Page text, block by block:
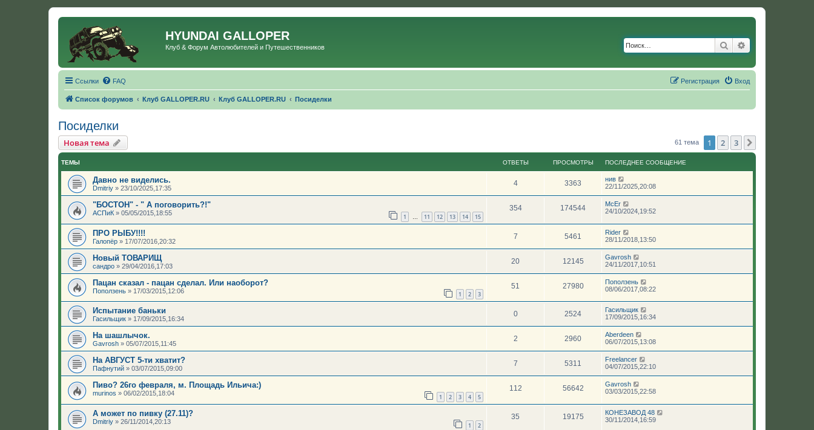
HYUNDAI GALLOPER
Клуб & Форум Автолюбителей и Путешественников Поиск
Ссылки FAQ Вход
Регистрация
Список форумов Клуб GALLOPER.RU Клуб GALLOPER.RU Посиделки
Посиделки
Новая тема 61 тема 1 2 3
ТЕМЫ ОТВЕТЫ ПРОСМОТРЫ ПОСЛЕДНЕЕ СООБЩЕНИЕ
Давно не виделись.
Dmitriy » 23/10/2025,17:35
4 3363
нив
22/11/2025,20:08
"БОСТОН" - " А поговорить?!"
АСПиК » 05/05/2015,18:55 1 … 11 12 13 14 15
354 174544
McEr
24/10/2024,19:52
ПРО РЫБУ!!!!
Галопёр » 17/07/2016,20:32
7 5461
Rider
28/11/2018,13:50
Новый ТОВАРИЩ
сандро » 29/04/2016,17:03
20 12145
Gavrosh
24/11/2017,10:51
Пацан сказал - пацан сделал. Или наоборот?
Поползень » 17/03/2015,12:06 1 2 3
51 27980
Поползень
08/06/2017,08:22
Испытание баньки
Гасильщик » 17/09/2015,16:34
0 2524
Гасильщик
17/09/2015,16:34
На шашлычок.
Gavrosh » 05/07/2015,11:45
2 2960
Aberdeen
06/07/2015,13:08
На АВГУСТ 5-ти хватит?
Пафнутий » 03/07/2015,09:00
7 5311
Freelancer
04/07/2015,22:10
Пиво? 26го февраля, м. Площадь Ильича:)
murinos » 06/02/2015,18:04 1 2 3 4 5
112 56642
Gavrosh
03/03/2015,22:58
А может по пивку (27.11)?
Dmitriy » 26/11/2014,20:13 1 2
35 19175
КОНЕЗАВОД 48
30/11/2014,16:59